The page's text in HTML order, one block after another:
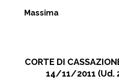
Massima
CORTE DI
14/11/2011